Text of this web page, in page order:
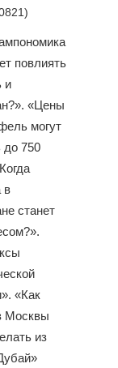
повлиять
и
«Цены
могут
до 750
в
станет
«Как
Москвы
из